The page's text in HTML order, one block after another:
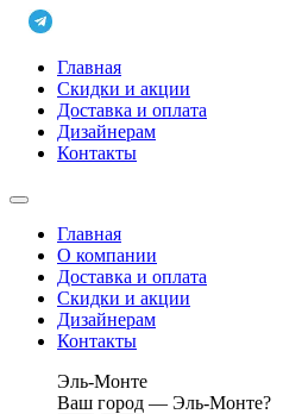
Главная
Скидки и акции
Доставка и оплата
Дизайнерам
Контакты
Главная
О компании
Доставка и оплата
Скидки и акции
Дизайнерам
Контакты
Эль-Монте
Ваш город — Эль-Монте?